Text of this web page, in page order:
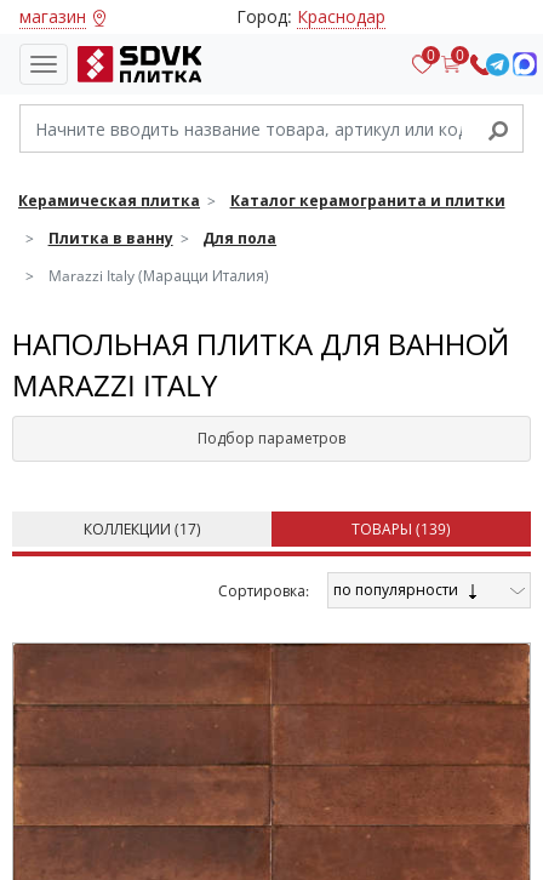
магазин Город: Краснодар
0 0
Керамическая плитка
Каталог керамогранита и плитки
Плитка в ванну
Для пола
Marazzi Italy (Марацци Италия)
НАПОЛЬНАЯ ПЛИТКА ДЛЯ ВАННОЙ
MARAZZI ITALY
Подбор параметров
КОЛЛЕКЦИИ (17) ТОВАРЫ (139)
Cортировка: по популярности